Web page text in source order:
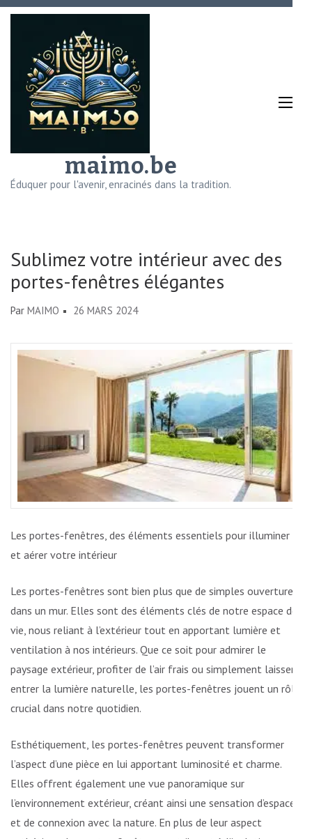
Aller
(Pressez
Entrée)
maimo.be
Éduquer pour l'avenir, enracinés dans la tradition.
Sublimez votre intérieur avec des
portes-fenêtres élégantes
Par MAIMO 26 MARS 2024
Les portes-fenêtres, des éléments essentiels pour illuminer
et aérer votre intérieur
Les portes-fenêtres sont bien plus que de simples ouvertures
dans un mur. Elles sont des éléments clés de notre espace de
vie, nous reliant à l’extérieur tout en apportant lumière et
ventilation à nos intérieurs. Que ce soit pour admirer le
paysage extérieur, profiter de l’air frais ou simplement laisser
entrer la lumière naturelle, les portes-fenêtres jouent un rôle
crucial dans notre quotidien.
Esthétiquement, les portes-fenêtres peuvent transformer
l’aspect d’une pièce en lui apportant luminosité et charme.
Elles offrent également une vue panoramique sur
l’environnement extérieur, créant ainsi une sensation d’espace
et de connexion avec la nature. En plus de leur aspect